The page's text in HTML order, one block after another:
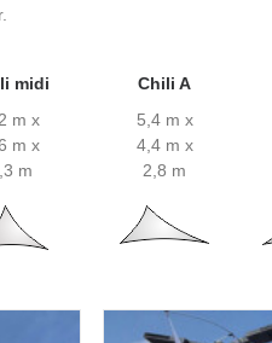
midi
m x
m x
m
Chili A
5,4 m x
4,4 m x
2,8 m